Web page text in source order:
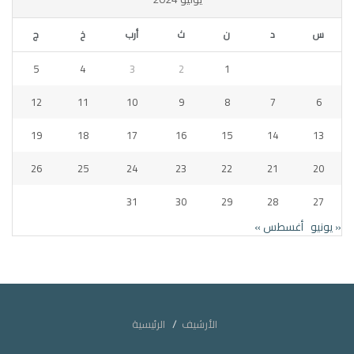
س د ن ث أرب خ ج
1
2
3
4
5
6
7
8
9
10
11
12
13
14
15
16
17
18
19
20
21
22
23
24
25
26
27
28
29
30
31
« يونيو أغسطس »
الأرشيف الرئيسية